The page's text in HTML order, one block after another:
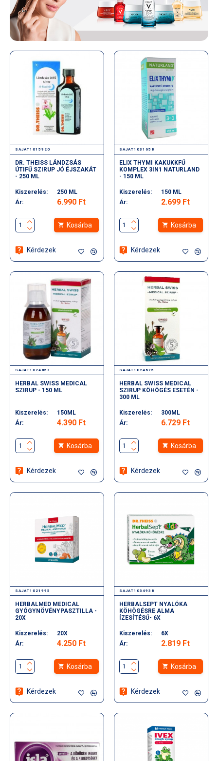
SAJAT1015920
DR. THEISS LÁNDZSÁS
ÚTIFŰ SZIRUP JÓ ÉJSZAKÁT
- 250 ML
Kiszerelés:
250 ML
Ár:
6.990 Ft
Kosárba
Kérdezek
SAJAT1031658
ELIX THYMI KAKUKKFŰ
KOMPLEX 3IN1 NATURLAND
- 150 ML
Kiszerelés:
150 ML
Ár:
2.699 Ft
Kosárba
Kérdezek
SAJAT1024857
HERBAL SWISS MEDICAL
SZIRUP - 150 ML
Kiszerelés:
150ML
Ár:
4.390 Ft
Kosárba
Kérdezek
SAJAT1024675
HERBAL SWISS MEDICAL
SZIRUP KÖHÖGÉS ESETÉN -
300 ML
Kiszerelés:
300ML
Ár:
6.729 Ft
Kosárba
Kérdezek
SAJAT1021995
HERBALMED MEDICAL
GYÓGYNÖVÉNYPASZTILLA -
20X
Kiszerelés:
20X
Ár:
4.250 Ft
Kosárba
Kérdezek
SAJAT1034938
HERBALSEPT NYALÓKA
KÖHÖGÉSRE ALMA
ÍZESÍTÉSŰ- 6X
Kiszerelés:
6X
Ár:
2.819 Ft
Kosárba
Kérdezek